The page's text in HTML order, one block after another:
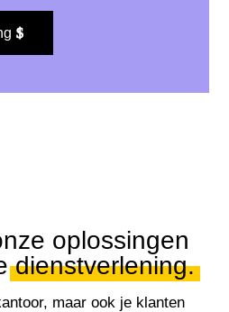
oplossingen
dienstverlening.
maar ook je klanten